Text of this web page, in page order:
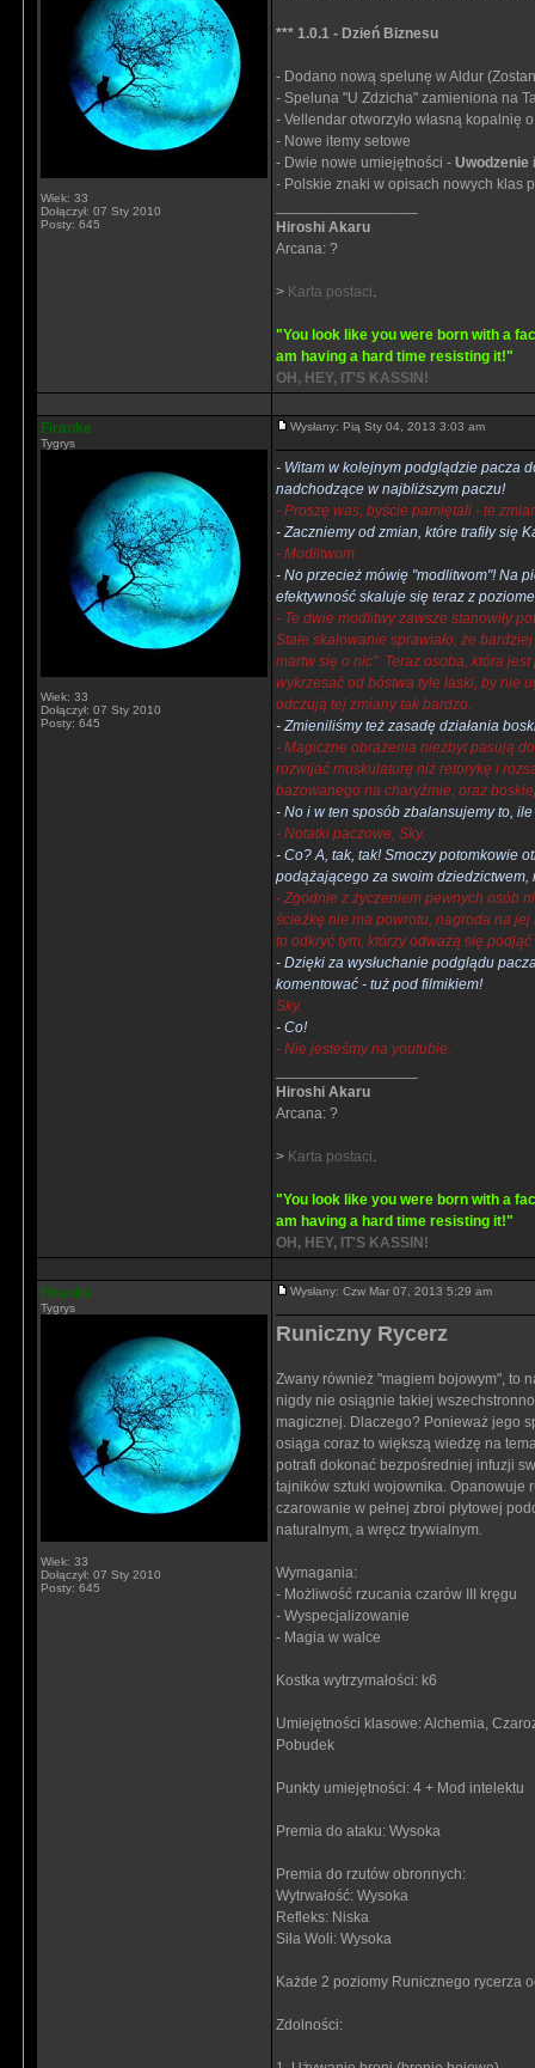
Wiek: 33
Dołączył: 07 Sty 2010
Posty: 645
*** 1.0.1 - Dzień Biznesu
- Dodano nową spelunę w Aldur
- Speluna "U Zdzicha" zamieniona na
- Vellendar otworzyło własną kopalnię
- Nowe itemy setowe
- Dwie nowe umiejętności - Uwodzenie
- Polskie znaki w opisach nowych klas
Hiroshi Akaru
Arcana: ?
> Karta postaci.
"You look like you were born with a
am having a hard time resisting it!"
OH, HEY, IT'S KASSIN!
Firanke
Tygrys
Wiek: 33
Dołączył: 07 Sty 2010
Posty: 645
Wysłany: Pią Sty 04, 2013 3:03 am
- Witam w kolejnym podglądzie pacza
nadchodzące w najbliższym paczu!
- Proszę was, byście pamiętali - te
- Zaczniemy od zmian, które trafiły się
- Modlitwom.
- No przecież mówię "modlitwom"! Na
efektywność skaluje się teraz z
- Te dwie modlitwy zawsze stanowiły
Stałe skalowanie sprawiało, że
martw się o nic". Teraz osoba, która
wykrzesać od bóstwa tyle łaski, by nie
odczują tej zmiany tak bardzo.
- Zmieniliśmy też zasadę działania
- Magiczne obrażenia niezbyt pasują
rozwijać muskulaturę niż retorykę i
bazowanego na charyźmie, oraz
- No i w ten sposób zbalansujemy to,
- Notatki paczowe, Sky.
- Co? A, tak, tak! Smoczy potomkowie
podążającego za swoim dziedzictwem,
- Zgodnie z życzeniem pewnych osób
ścieżkę nie ma powrotu, nagroda na
to odkryć tym, którzy odważą się podjąć
- Dzięki za wysłuchanie podglądu
komentować - tuż pod filmikiem!
Sky.
- Co!
- Nie jesteśmy na youtubie.
Hiroshi Akaru
Arcana: ?
> Karta postaci.
"You look like you were born with a
am having a hard time resisting it!"
OH, HEY, IT'S KASSIN!
Firanke
Tygrys
Wiek: 33
Dołączył: 07 Sty 2010
Posty: 645
Wysłany: Czw Mar 07, 2013 5:29 am
Runiczny Rycerz
Zwany również "magiem bojowym", to
nigdy nie osiągnie takiej
magicznej. Dlaczego? Ponieważ jego
osiąga coraz to większą wiedzę na
potrafi dokonać bezpośredniej infuzji
tajników sztuki wojownika. Opanowuje
czarowanie w pełnej zbroi płytowej
naturalnym, a wręcz trywialnym.
Wymagania:
- Możliwość rzucania czarów III kręgu
- Wyspecjalizowanie
- Magia w walce
Kostka wytrzymałości: k6
Umiejętności klasowe: Alchemia,
Pobudek
Punkty umiejętności: 4 + Mod intelektu
Premia do ataku: Wysoka
Premia do rzutów obronnych:
Wytrwałość: Wysoka
Refleks: Niska
Siła Woli: Wysoka
Każde 2 poziomy Runicznego rycerza
Zdolności: